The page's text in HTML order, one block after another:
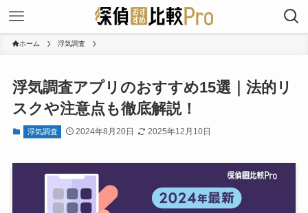
ホーム 浮気調査
浮気調査アプリのおすすめ15選｜法的リ
スクや注意点も徹底解説！
浮気調査 2024年8月20日 2025年12月10日